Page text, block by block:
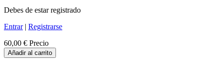
Debes de estar registrado
Entrar| Registrarse
60,00 € Precio
Añadir al carrito